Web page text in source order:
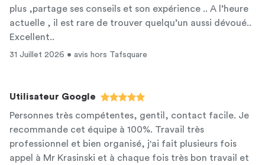
plus ,partage ses conseils et son expérience .. A l’heure
actuelle , il est rare de trouver quelqu’un aussi dévoué..
Excellent..
31 Juillet 2026 • avis hors Tafsquare
Utilisateur Google
Personnes très compétentes, gentil, contact facile. Je
recommande cet équipe à 100%. Travail très
professionnel et bien organisé, j'ai fait plusieurs fois
appel à Mr Krasinski et à chaque fois très bon travail et